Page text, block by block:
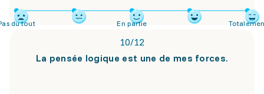
du tout En partie
10/12
La pensée logique est une de mes forces.